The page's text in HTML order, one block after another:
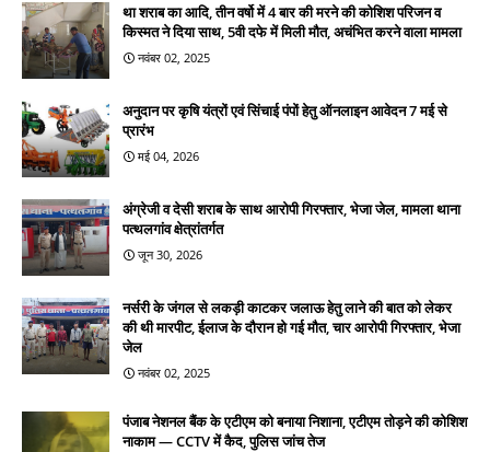
था शराब का आदि, तीन वर्षो में 4 बार की मरने की कोशिश परिजन व
किस्मत ने दिया साथ, 5वी दफे में मिली मौत, अचंभित करने वाला मामला
नवंबर 02, 2025
अनुदान पर कृषि यंत्रों एवं सिंचाई पंपों हेतु ऑनलाइन आवेदन 7 मई से
प्रारंभ
मई 04, 2026
अंग्रेजी व देसी शराब के साथ आरोपी गिरफ्तार, भेजा जेल, मामला थाना
पत्थलगांव क्षेत्रांतर्गत
जून 30, 2026
नर्सरी के जंगल से लकड़ी काटकर जलाऊ हेतु लाने की बात को लेकर
की थी मारपीट, ईलाज के दौरान हो गई मौत, चार आरोपी गिरफ्तार, भेजा
जेल
नवंबर 02, 2025
पंजाब नेशनल बैंक के एटीएम को बनाया निशाना, एटीएम तोड़ने की कोशिश
नाकाम — CCTV में कैद, पुलिस जांच तेज